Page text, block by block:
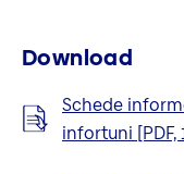
Download
Schede
infortuni [PDF,